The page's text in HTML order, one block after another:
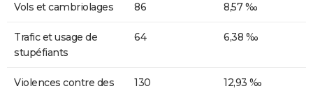
Vols et cambriolages 86 8,57 ‰
Trafic et usage de
stupéfiants
64 6,38 ‰
Violences contre des
130 12,93 ‰